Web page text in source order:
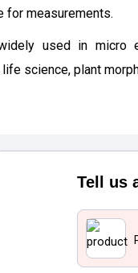
for measurements.
used in micro
science, plant
Tell us